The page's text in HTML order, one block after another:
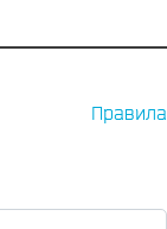
Правила